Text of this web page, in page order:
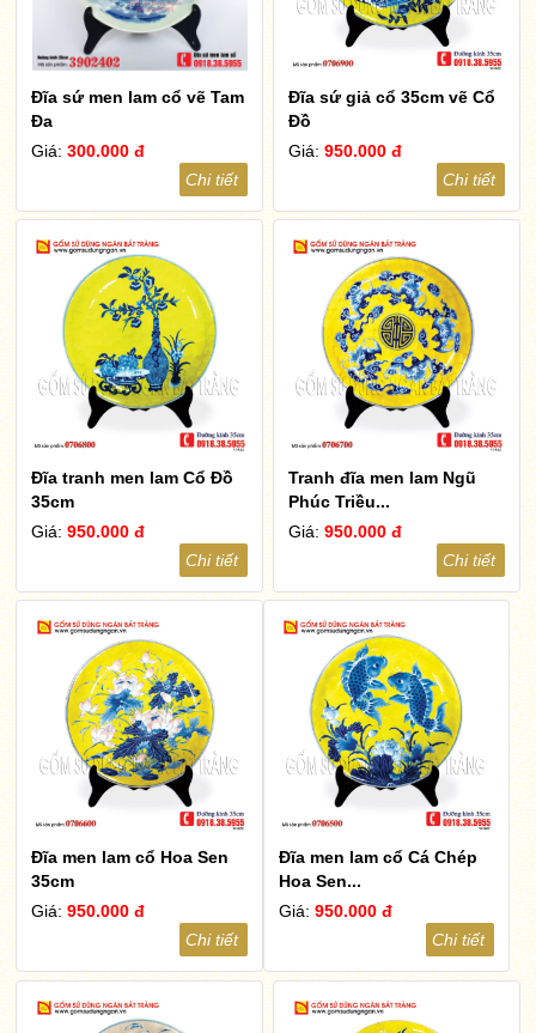
Đĩa sứ men lam cổ vẽ Tam
Đa
Giá:300.000 đ
Chi tiết
Đĩa sứ giả cổ 35cm vẽ Cổ
Đồ
Giá:950.000 đ
Chi tiết
Đĩa tranh men lam Cổ Đồ
35cm
Giá:950.000 đ
Chi tiết
Tranh đĩa men lam Ngũ
Phúc Triều...
Giá:950.000 đ
Chi tiết
Đĩa men lam cổ Hoa Sen
35cm
Giá:950.000 đ
Chi tiết
Đĩa men lam cổ Cá Chép
Hoa Sen...
Giá: 950.000 đ
Chi tiết